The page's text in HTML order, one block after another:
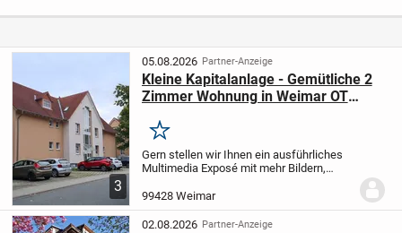
3
05.08.2026 Partner-Anzeige
Kleine Kapitalanlage - Gemütliche 2
Zimmer Wohnung in Weimar OT
Merken
Gern stellen wir Ihnen ein ausführliches
Multimedia Exposé mit mehr Bildern,
vorhanden) und Unterlagen zu diesem
Objekt zur Verfügung. Dazu erhalten Sie
direkt...
99428 Weimar
02.08.2026 Partner-Anzeige